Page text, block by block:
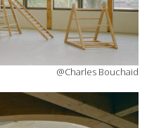
@Charles Bouchaid